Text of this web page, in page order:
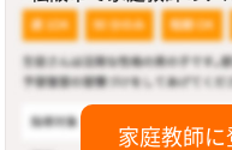
家庭教師に